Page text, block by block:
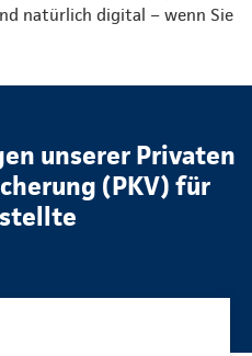
natürlich digital – wenn Sie
unserer Privaten
(PKV) für